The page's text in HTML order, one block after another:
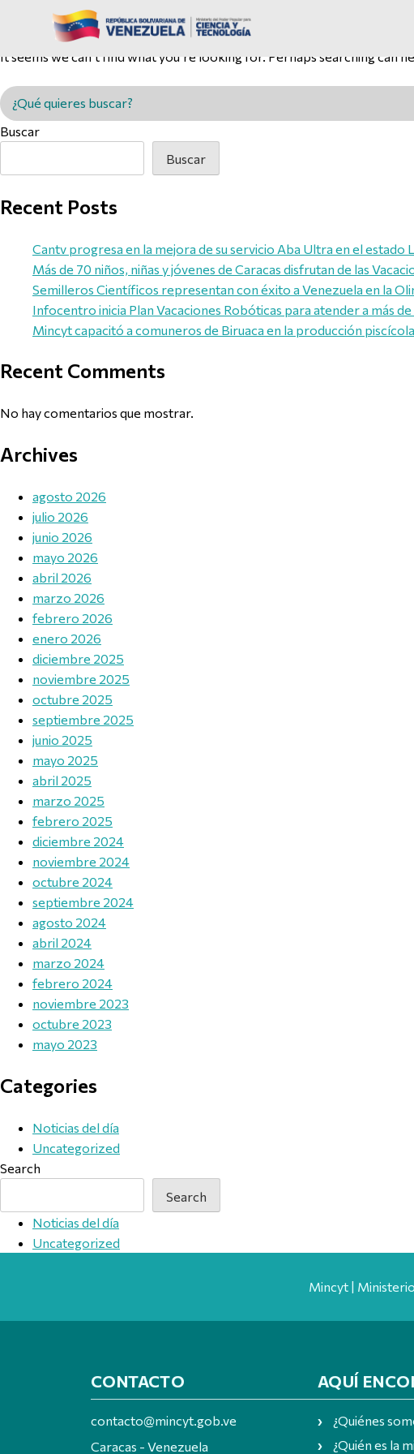
Nothing Found
It seems we can’t find what you’re looking for. Perhaps searching can
Buscar en MINCYT
Buscar
Buscar
Recent Posts
Cantv progresa en la mejora de su servicio Aba Ultra en el estado
Más de 70 niños, niñas y jóvenes de Caracas disfrutan de las
Semilleros Científicos representan con éxito a Venezuela en la
Infocentro inicia Plan Vacaciones Robóticas para atender a más de
Mincyt capacitó a comuneros de Biruaca en la producción
Recent Comments
No hay comentarios que mostrar.
Archives
agosto 2026
julio 2026
junio 2026
mayo 2026
abril 2026
marzo 2026
febrero 2026
enero 2026
diciembre 2025
noviembre 2025
octubre 2025
septiembre 2025
junio 2025
mayo 2025
abril 2025
marzo 2025
febrero 2025
diciembre 2024
noviembre 2024
octubre 2024
septiembre 2024
agosto 2024
abril 2024
marzo 2024
febrero 2024
noviembre 2023
octubre 2023
mayo 2023
Categories
Noticias del día
Uncategorized
Search
Search
Noticias del día
Uncategorized
Mincyt |
CONTACTO
contacto@mincyt.gob.ve
Caracas - Venezuela
AQUÍ
¿Quiénes
¿Quién es la